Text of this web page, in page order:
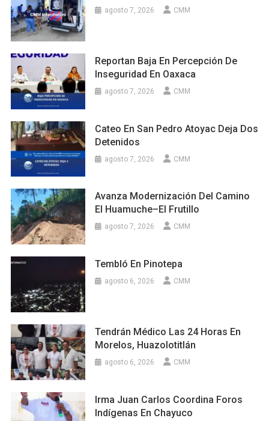
agosto 7, 2026 CMM
Reportan Baja En Percepción De
Inseguridad En Oaxaca
agosto 7, 2026 CMM
Cateo En San Pedro Atoyac Deja Dos
Detenidos
agosto 7, 2026 CMM
Avanza Modernización Del Camino
El Huamuche–El Frutillo
agosto 7, 2026 CMM
Tembló En Pinotepa
agosto 6, 2026 CMM
Tendrán Médico Las 24 Horas En
Morelos, Huazolotitlán
agosto 6, 2026 CMM
Irma Juan Carlos Coordina Foros
Indígenas En Chayuco